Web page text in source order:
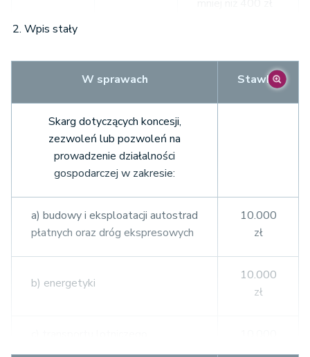
przedmiotu
zaskarżenia, nie
niż 2.000 zł i nie
Wpis stały
W sprawach Stawka
Skarg dotyczących koncesji,
zezwoleń lub pozwoleń na
prowadzenie działalności
gospodarczej w zakresie:
a) budowy i eksploatacji autostrad
płatnych oraz dróg ekspresowych
10.000
zł
b) energetyki
10.000
zł
kolejowego i morskiego
zł